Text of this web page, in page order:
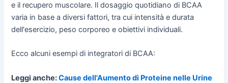
e il recupero muscolare. Il dosaggio quotidiano di BCAA
varia in base a diversi fattori, tra cui intensità e durata
dell'esercizio, peso corporeo e obiettivi individuali.
Ecco alcuni esempi di integratori di BCAA:
Leggi anche:Cause dell'Aumento di Proteine nelle Urine